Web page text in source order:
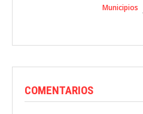
Municipios
COMENTARIOS